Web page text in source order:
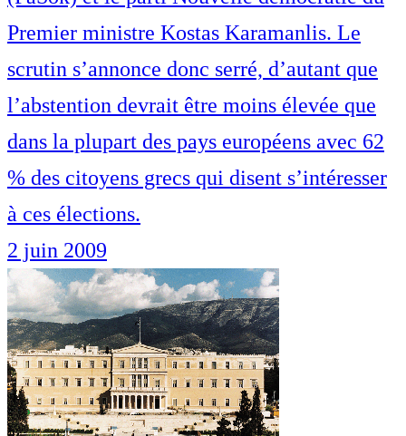
Premier ministre Kostas Karamanlis. Le
scrutin s’annonce donc serré, d’autant que
l’abstention devrait être moins élevée que
dans la plupart des pays européens avec 62
% des citoyens grecs qui disent s’intéresser
à ces élections.
2 juin 2009